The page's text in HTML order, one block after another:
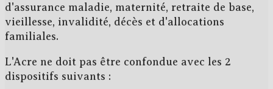
d'assurance maladie, maternité, retraite de base,
vieillesse, invalidité, décès et d'allocations
familiales.
L'Acre ne doit pas être confondue avec les 2
dispositifs suivants :